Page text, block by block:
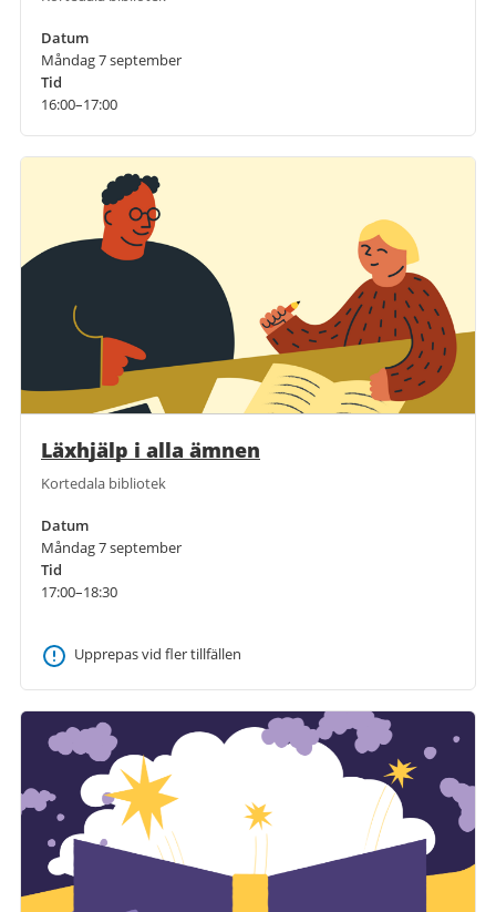
Datum
Måndag 7 september
Tid
16:00–17:00
Läxhjälp i alla ämnen
Kortedala bibliotek
Datum
Måndag 7 september
Tid
17:00–18:30
Upprepas vid fler tillfällen